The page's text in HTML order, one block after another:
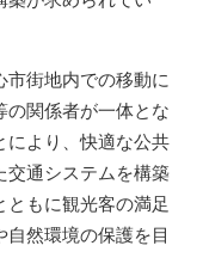
市街地内での移動に
の関係者が一体とな
により、快適な公共
交通システムを構築
ともに観光客の満足
然環境の保護を目